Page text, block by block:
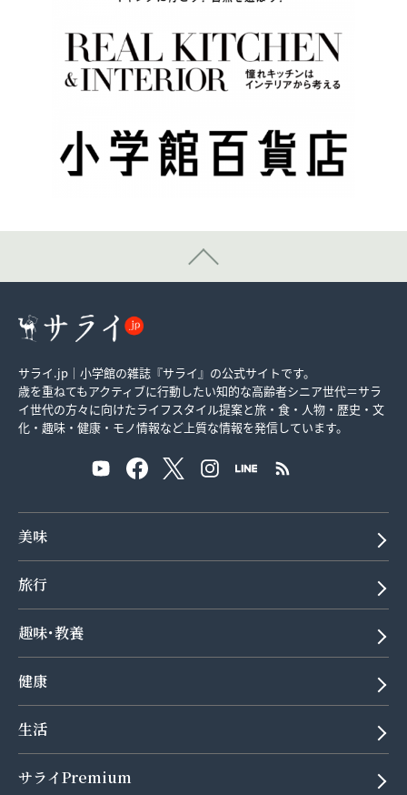
サライ.jp｜小学館の雑誌『サライ』の公式サイトです。
歳を重ねてもアクティブに行動したい知的な高齢者シニア世代＝サラ
イ世代の方々に向けたライフスタイル提案と旅・食・人物・歴史・文
化・趣味・健康・モノ情報など上質な情報を発信しています。
美味
旅行
趣味･教養
健康
生活
サライPremium